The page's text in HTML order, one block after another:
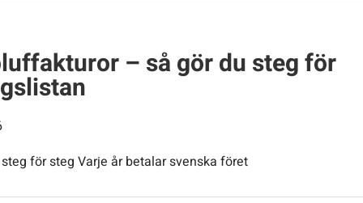
– så gör du steg för
för steg Varje år betalar svenska föret